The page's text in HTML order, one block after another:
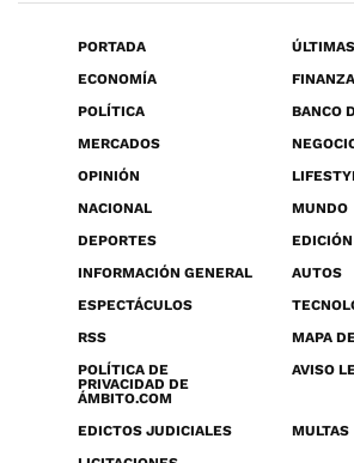
PORTADA
ECONOMÍA
POLÍTICA
BANCO
MERCADOS
OPINIÓN
NACIONAL
MUNDO
DEPORTES
INFORMACIÓN GENERAL
AUTOS
ESPECTÁCULOS
RSS
MAPA
POLÍTICA DE
PRIVACIDAD DE
ÁMBITO.COM
AVISO
EDICTOS JUDICIALES
MULTAS